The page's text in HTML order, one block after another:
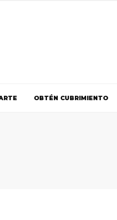
OBTÉN CUBRIMIENTO